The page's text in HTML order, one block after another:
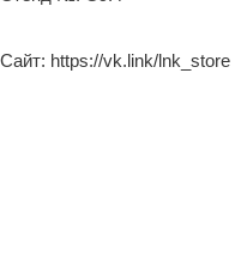
Сайт: https://vk.link/lnk_store